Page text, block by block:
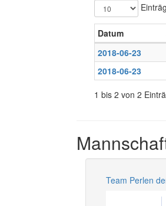
Datum
2018-06-23
2018-06-23
1 bis 2 von 2
Team Perlen